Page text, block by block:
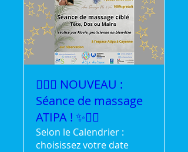
💆‍♀️✨ NOUVEAU :
Séance de massage
ATIPA ! ✨💆‍♂️
Selon le Calendrier :
choisissez votre date